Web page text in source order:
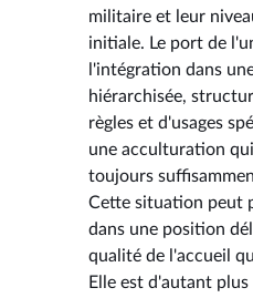
militaire et leur
initiale. Le port de
l'intégration dans
hiérarchisée,
règles et d'usages
une acculturation
toujours
Cette situation peut
dans une position
qualité de l'accueil
Elle est d'autant